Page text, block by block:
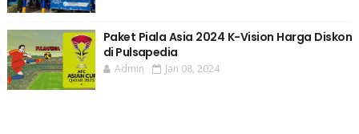
Paket Piala Asia 2024 K-Vision Harga Diskon
di Pulsapedia
Admin Jan 08, 2024